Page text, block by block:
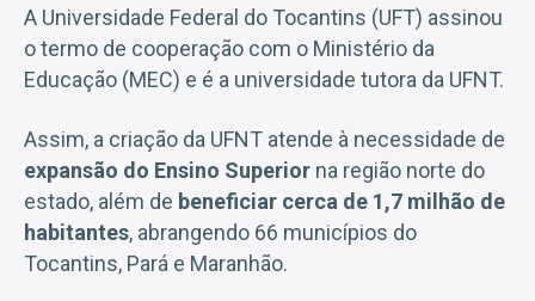
A Universidade Federal do Tocantins (UFT) assinou
o termo de cooperação com o Ministério da
Educação (MEC) e é a universidade tutora da UFNT.
Assim, a criação da UFNT atende à necessidade de
expansão do Ensino Superior na região norte do
estado, além de beneficiar cerca de 1,7 milhão de
habitantes, abrangendo 66 municípios do
Tocantins, Pará e Maranhão.